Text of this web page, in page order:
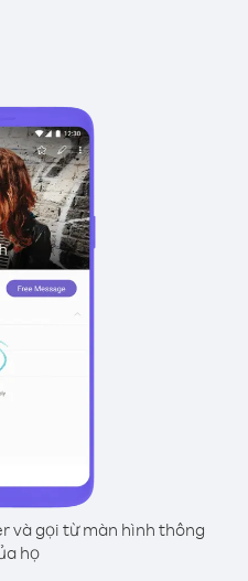
và gọi từ màn hình thông
họ